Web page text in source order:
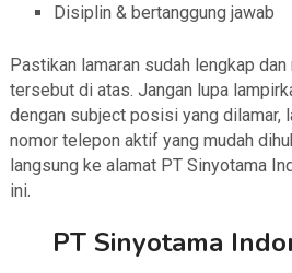
Disiplin & bertanggung jawab
Pastikan lamaran sudah lengkap
tersebut di atas. Jangan lupa
dengan subject posisi yang dilamar,
nomor telepon aktif yang mudah
langsung ke alamat PT Sinyotama
ini.
PT Sinyotama